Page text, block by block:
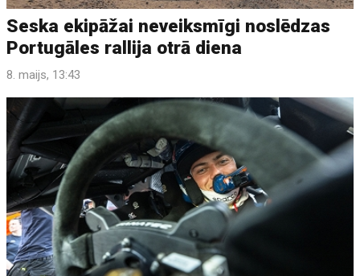
Seska ekipāžai neveiksmīgi noslēdzas
Portugāles rallija otrā diena
8. maijs, 13:43